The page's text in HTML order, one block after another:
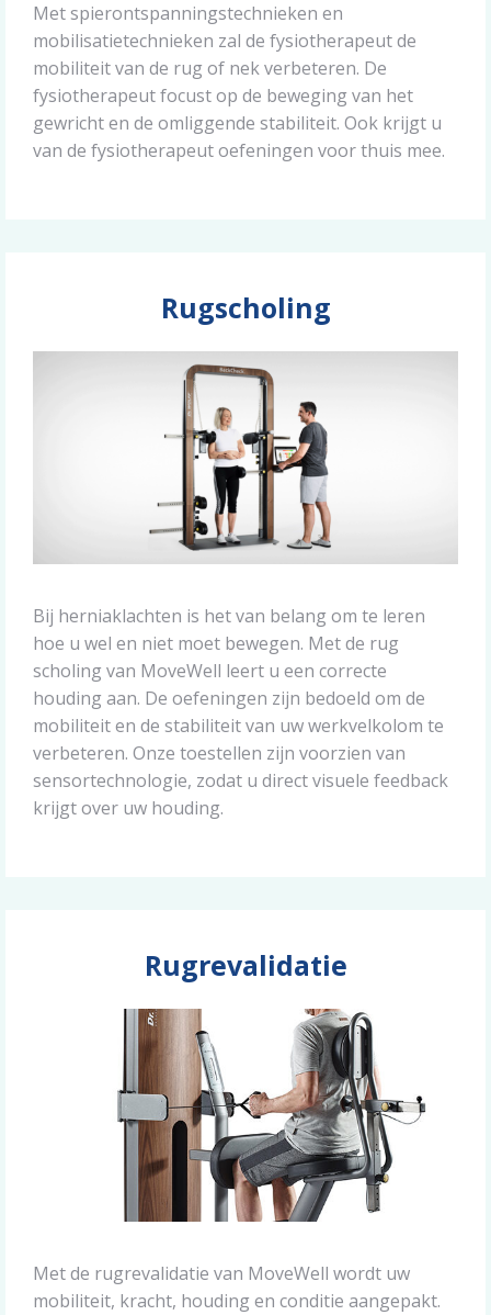
Met spierontspanningstechnieken en
mobilisatietechnieken zal de fysiotherapeut de
mobiliteit van de rug of nek verbeteren. De
fysiotherapeut focust op de beweging van het
gewricht en de omliggende stabiliteit. Ook krijgt u
van de fysiotherapeut oefeningen voor thuis mee.
Rugscholing
Bij herniaklachten is het van belang om te leren
hoe u wel en niet moet bewegen. Met de rug
scholing van MoveWell leert u een correcte
houding aan. De oefeningen zijn bedoeld om de
mobiliteit en de stabiliteit van uw werkvelkolom te
verbeteren. Onze toestellen zijn voorzien van
sensortechnologie, zodat u direct visuele feedback
krijgt over uw houding.
Rugrevalidatie
Met de rugrevalidatie van MoveWell wordt uw
mobiliteit, kracht, houding en conditie aangepakt.